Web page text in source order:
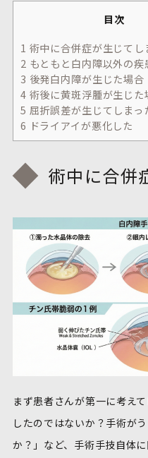
目次
1 術中に合併症が生じてし
2 もともと白内障以外の
3 後発白内障が生じた場合
4 術後に黄斑浮腫が生じた
5 屈折誤差が生じてしまっ
6 ドライアイが悪化した
術中に合併
まず患者さんが第一に考え
したのではないか？手術が
か？」など、手術手技自体